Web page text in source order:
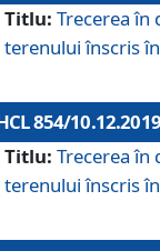
Titlu: Trecerea în
terenului înscris
854/10.12.2019
Titlu: Trecerea în
terenului înscris